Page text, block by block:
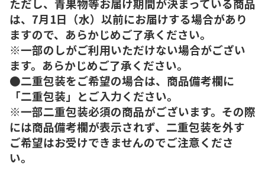
は、7月1日（水）以前にお届けする場合があり
ますので、あらかじめご了承ください。
※一部のしがご利用いただけない場合がござい
ます。あらかじめご了承ください。
●二重包装をご希望の場合は、商品備考欄に
「二重包装」とご入力ください。
※一部二重包装必須の商品がございます。その際
には商品備考欄が表示されず、二重包装を外す
ご希望はお受けできませんのでご注意くださ
い。